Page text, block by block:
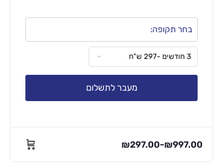
בחר תקופה:
מעבר לתשלום
₪297.00–₪997.00